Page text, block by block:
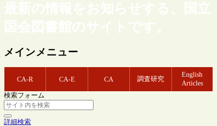
最新の情報をお知らせする、国立
国会図書館のサイトです。
メインメニュー
CA-R CA-E CA 調査研究
English
Articles
検索フォーム
詳細検索